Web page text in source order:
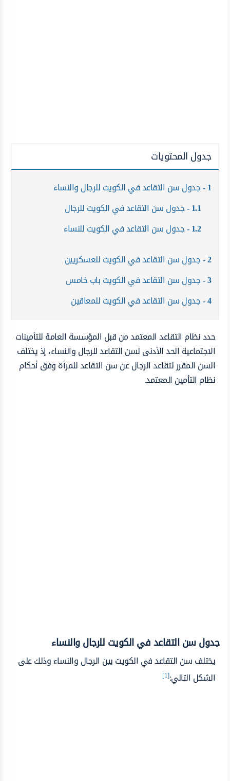
جدول المحتويات
1 جدول سن التقاعد في الكويت للرجال والنساء
1.1 جدول سن التقاعد في الكويت للرجال
1.2 جدول سن التقاعد في الكويت للنساء
2 جدول سن التقاعد في الكويت للعسكريين
3 جدول سن التقاعد في الكويت باب خامس
4 جدول سن التقاعد في الكويت للمعاقين
حدد نظام التقاعد المعتمد من قبل المؤسسة العامة للتأمينات
الاجتماعية الحد الأدنى لسن التقاعد للرجال والنساء، إذ يختلف
السن المقرر لتقاعد الرجال عن سن التقاعد للمرأة وفق أحكام
نظام التأمين المعتمد.
جدول سن التقاعد في الكويت للرجال والنساء
يختلف سن التقاعد في الكويت بين الرجال والنساء وذلك على
الشكل التالي:[1]